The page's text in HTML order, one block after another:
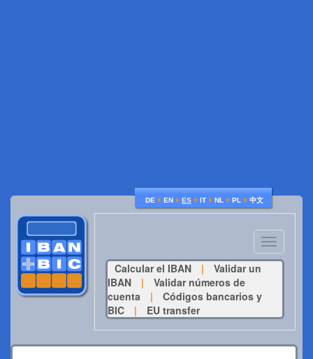
DE ♦ EN ♦ ES ♦ IT ♦ NL ♦ PL ♦ 中文
Toggle
navigation
Calcular el IBAN
|
Validar un
IBAN
|
Validar números de
cuenta
|
Códigos bancarios y
BIC
| EU transfer